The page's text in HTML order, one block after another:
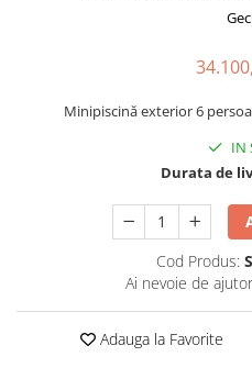
Minipiscină exterior 6
IN
Durata de
Cod Produs:
Ai nevoie de
Adauga la Favorite